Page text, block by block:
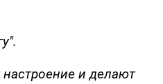
и делают